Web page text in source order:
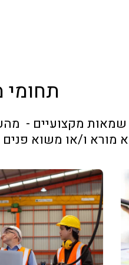
תחומי
מורא ו/או משוא פנים